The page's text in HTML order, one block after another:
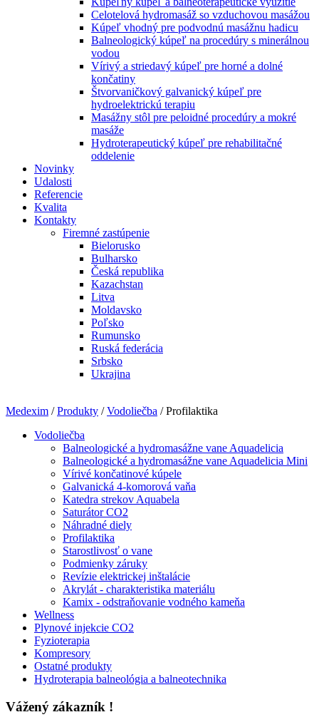
Celotelová hydromasáž so vzduchovou masážou
Kúpeľ vhodný pre podvodnú masážnu hadicu
Balneologický kúpeľ na procedúry s minerálnou
vodou
Vírivý a striedavý kúpeľ pre horné a dolné
končatiny
Štvorvaničkový galvanický kúpeľ pre
hydroelektrickú terapiu
Masážny stôl pre peloidné procedúry a mokré
masáže
Hydroterapeutický kúpeľ pre rehabilitačné
oddelenie
Novinky
Udalosti
Referencie
Kvalita
Kontakty
Firemné zastúpenie
Bielorusko
Bulharsko
Česká republika
Kazachstan
Litva
Moldavsko
Poľsko
Rumunsko
Ruská federácia
Srbsko
Ukrajina
Medexim /Produkty /Vodoliečba / Profilaktika
Vodoliečba
Balneologické a hydromasážne vane Aquadelicia
Balneologické a hydromasážne vane Aquadelicia Mini
Vírivé končatinové kúpele
Galvanická 4-komorová vaňa
Katedra strekov Aquabela
Saturátor CO2
Náhradné diely
Profilaktika
Starostlivosť o vane
Podmienky záruky
Revízie elektrickej inštalácie
Akrylát - charakteristika materiálu
Kamix - odstraňovanie vodného kameňa
Wellness
Plynové injekcie CO2
Fyzioterapia
Kompresory
Ostatné produkty
Hydroterapia balneológia a balneotechnika
Vážený zákazník !